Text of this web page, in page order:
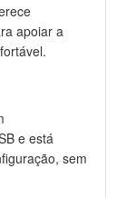
apoiar a
e está
sem